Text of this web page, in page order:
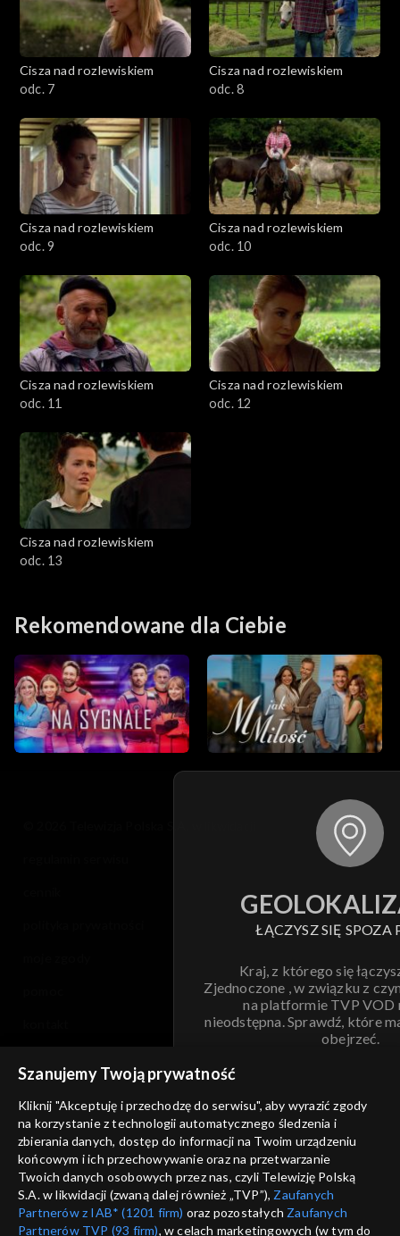
Cisza nad rozlewiskiem
odc. 7
Cisza nad rozlewiskiem
odc. 8
Cisza nad rozlewiskiem
odc. 9
Cisza nad rozlewiskiem
odc. 10
Cisza nad rozlewiskiem
odc. 11
Cisza nad rozlewiskiem
odc. 12
Cisza nad rozlewiskiem
odc. 13
Rekomendowane dla Ciebie
ŁĄCZYSZ SIĘ SPOZA
Kraj, z którego się
Zjednoczone , w związku z
na platformie TVP VOD
nieodstępna. Sprawdź, które
obejrzeć.
ANULUJ
informacje o dostawcy usług
Szanujemy Twoją prywatność
Kliknij "Akceptuję i przechodzę do serwisu", aby wyrazić zgody
na korzystanie z technologii automatycznego śledzenia i
zbierania danych, dostęp do informacji na Twoim urządzeniu
końcowym i ich przechowywanie oraz na przetwarzanie
Twoich danych osobowych przez nas, czyli Telewizję Polską
S.A. w likwidacji (zwaną dalej również „TVP”), Zaufanych
Partnerów z IAB* (1201 firm) oraz pozostałych Zaufanych
Partnerów TVP (93 firm), w celach marketingowych (w tym do